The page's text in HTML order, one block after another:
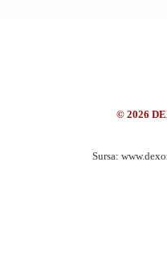
© 2026
Sursa: